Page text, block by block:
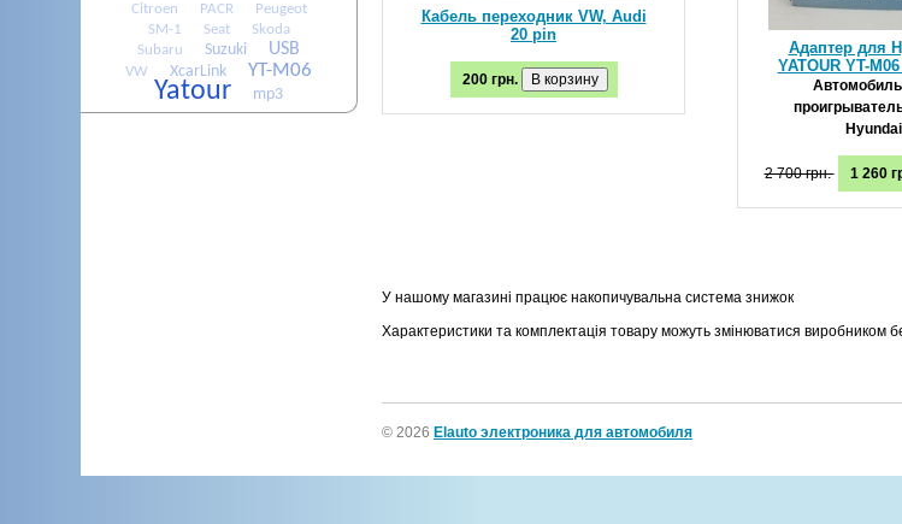
Citroen
PACR
Peugeot
SM-1
Seat
Skoda
Subaru
Suzuki USB
VW XcarLink YT-M06
Yatour mp3
Кабель переходник VW, Audi
20 pin
200 грн.
Адаптер для
YATOUR YT-
2 700 грн. 1 260
У нашому магазині працює накопичувальна система знижок
Характеристики та комплектація товару можуть змінюватися виробником
© 2026 Elauto электроника для автомобиля